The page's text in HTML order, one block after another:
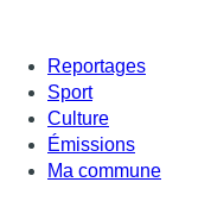
Reportages
Sport
Culture
Émissions
Ma commune